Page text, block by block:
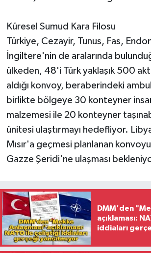
Küresel Sumud Kara Filosu
Türkiye, Cezayir, Tunus, Fas,
İngiltere'nin de aralarında
ülkeden, 48'i Türk yaklaşık 500
aldığı konvoy, beraberindeki
birlikte bölgeye 30 konteyner
malzemesi ile 20 konteyner
ünitesi ulaştırmayı hedefliyor.
Mısır'a geçmesi planlanan
Gazze Şeridi'ne ulaşması
DMM'den
açıklaması:
iddiaları